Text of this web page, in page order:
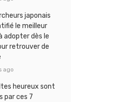
japonais
le meilleur
adopter dès le
retrouver de
ago
heureux sont
par ces 7